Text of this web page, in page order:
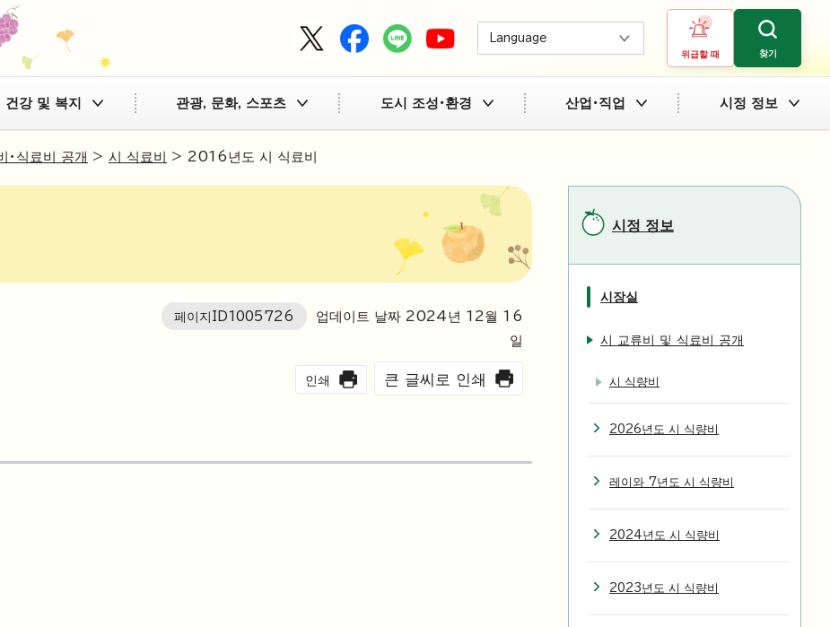
Language
위급할 때 찾기
건강 및 복지 관광, 문화, 스포츠 도시 조성・환경 산업・직업 시정 정보
・식료비 공개 > 시 식료비 > 2016년도 시 식료비
페이지ID1005726 업데이트 날짜 2024 년 12 월 16
일
인쇄 큰 글씨로 인쇄
시정 정보
시장실
시 교류비 및 식료비 공개
시 식량비
2026년도 시 식량비
레이와 7년도 시 식량비
2024년도 시 식량비
2023년도 시 식량비